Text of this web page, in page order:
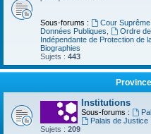
Sous-forums : Cour Suprême,
Données Publiques
Ordre
Indépendante de Protection de
Biographies
Sujets : 443
Institutions
Sous-forums :
Palais de Justice
Sujets : 209